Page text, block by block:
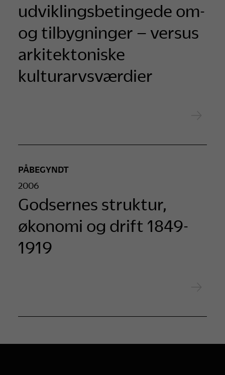
udviklingsbetingede om-
og tilbygninger – versus
arkitektoniske
kulturarvsværdier
PÅBEGYNDT
2006
Godsernes struktur,
økonomi og drift 1849-
1919